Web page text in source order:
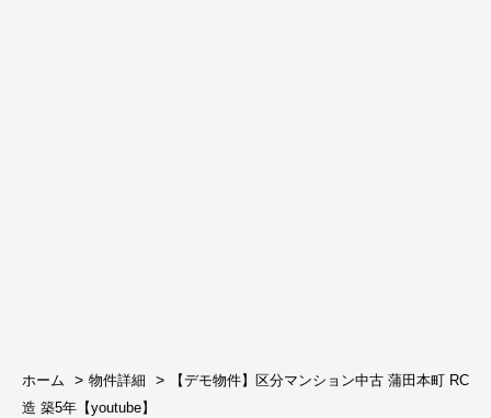
ホーム 物件詳細
【デモ物件】区分マンション中古 蒲田本町 RC
造 築5年【youtube】